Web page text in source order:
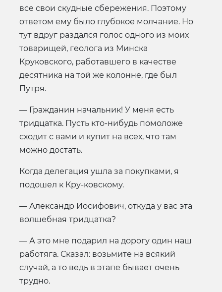
все свои скудные сбережения. Поэтому
ответом ему было глубокое молчание. Но
тут вдруг раздался голос одного из моих
товарищей, геолога из Минска
Круковского, работавшего в качестве
десятника на той же колонне, где был
Путря.
— Гражданин начальник! У меня есть
тридцатка. Пусть кто-нибудь помоложе
сходит с вами и купит на всех, что там
можно достать.
Когда делегация ушла за покупками, я
подошел к Кру-ковскому.
— Александр Иосифович, откуда у вас эта
волшебная тридцатка?
— А это мне подарил на дорогу один наш
работяга. Сказал: возьмите на всякий
случай, а то ведь в этапе бывает очень
трудно.